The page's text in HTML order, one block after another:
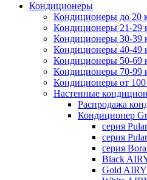
Кондиционеры
Кондиционеры до 20
Кондиционеры 21-29
Кондиционеры 30-39
Кондиционеры 40-49
Кондиционеры 50-69
Кондиционеры 70-99
Кондиционеры от
Настенные
Распродажа
Кондиционер
серия
серия
серия
Black
Gold